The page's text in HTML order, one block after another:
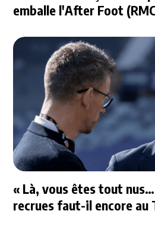
emballe l'After Foot
« Là, vous êtes tout
recrues faut-il encore au